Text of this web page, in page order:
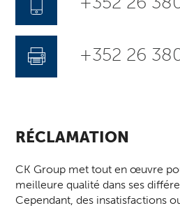
+352 26
RÉCLAMATION
CK Group met tout en œuvre
meilleure qualité dans ses
Cependant, des insatisfactions